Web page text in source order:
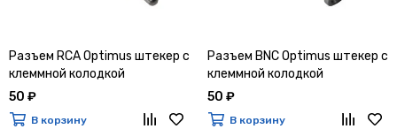
Разъем RCA Optimus штекер с
клеммной колодкой
50 ₽
В корзину
Разъем BNC Optimus штекер с
клеммной колодкой
50 ₽
В корзину